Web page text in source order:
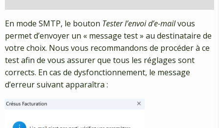
En mode SMTP, le bouton Tester l’envoi d’e-mailvous
permet d’envoyer un « message test » au destinataire de
votre choix. Nous vous recommandons de procéder à ce
test afin de vous assurer que tous les réglages sont
corrects. En cas de dysfonctionnement, le message
d’erreur suivant apparaîtra :